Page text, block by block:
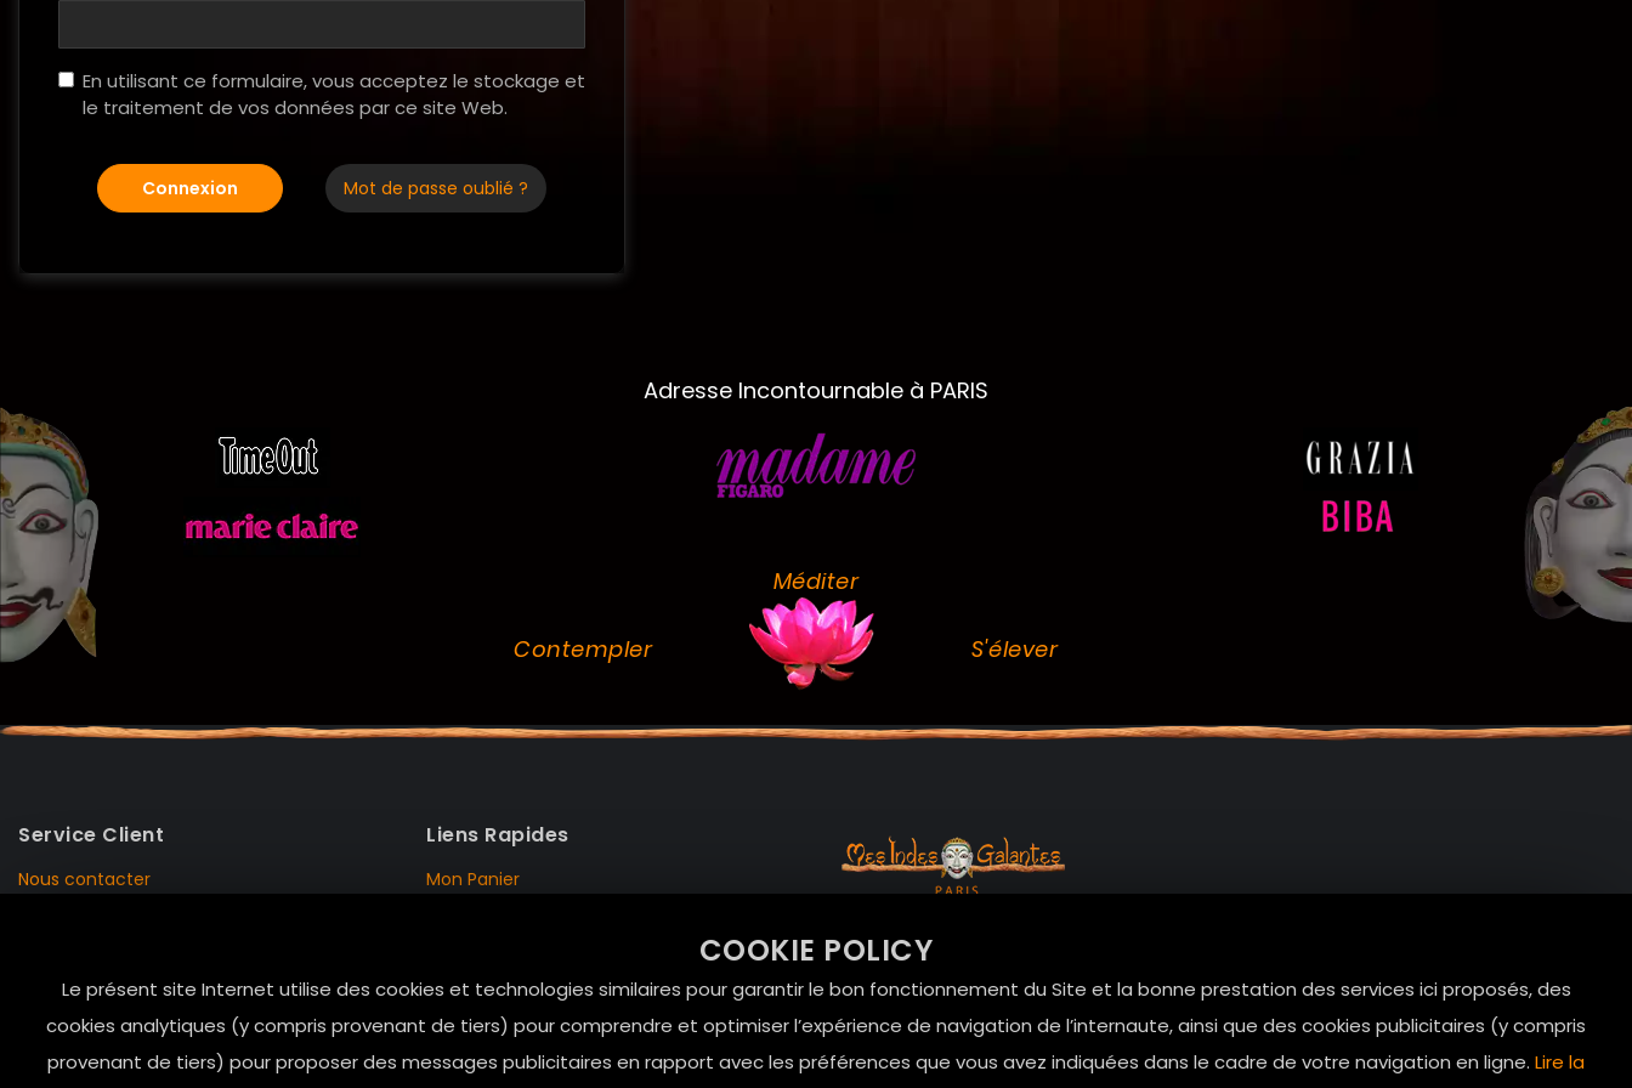
COOKIE POLICY
Le présent site Internet utilise des cookies et technologies similaires pour garantir le bon fonctionnement du Site et la bonne prestation des services ici proposés, des
cookies analytiques (y compris provenant de tiers) pour comprendre et optimiser l’expérience de navigation de l’internaute, ainsi que des cookies publicitaires (y compris
provenant de tiers) pour proposer des messages publicitaires en rapport avec les préférences que vous avez indiquées dans le cadre de votre navigation en ligne. Lire la
En utilisant ce formulaire, vous acceptez le stockage et
le traitement de vos données par ce site Web.
Connexion Mot de passe oublié ?
Adresse Incontournable à PARIS
Méditer
Contempler S'élever
Service Client
Nous contacter
Conditions de vente
Paiement sécurisé
Liens Rapides
Mon Panier
Marais Store
Le Marais, 75004 Paris
01.42.72.42.51
Horaires d’ouverture: 11h - 19h30 Du